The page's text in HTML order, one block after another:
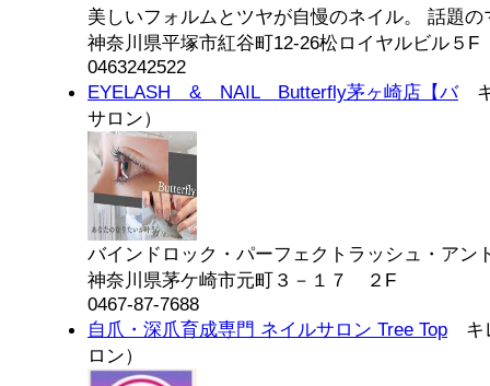
美しいフォルムとツヤが自慢のネイル。 話題
神奈川県平塚市紅谷町12-26松ロイヤルビル５F
0463242522
EYELASH & NAIL Butterfly茅ヶ崎店【バキ
サロン）
バインドロック・パーフェクトラッシュ・アン
神奈川県茅ケ崎市元町３－１７ ２F
0467-87-7688
自爪・深爪育成専門 ネイルサロン Tree Top キ
ロン）